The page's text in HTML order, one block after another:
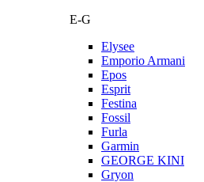
E-G
Elysee
Emporio Armani
Epos
Esprit
Festina
Fossil
Furla
Garmin
GEORGE KINI
Gryon